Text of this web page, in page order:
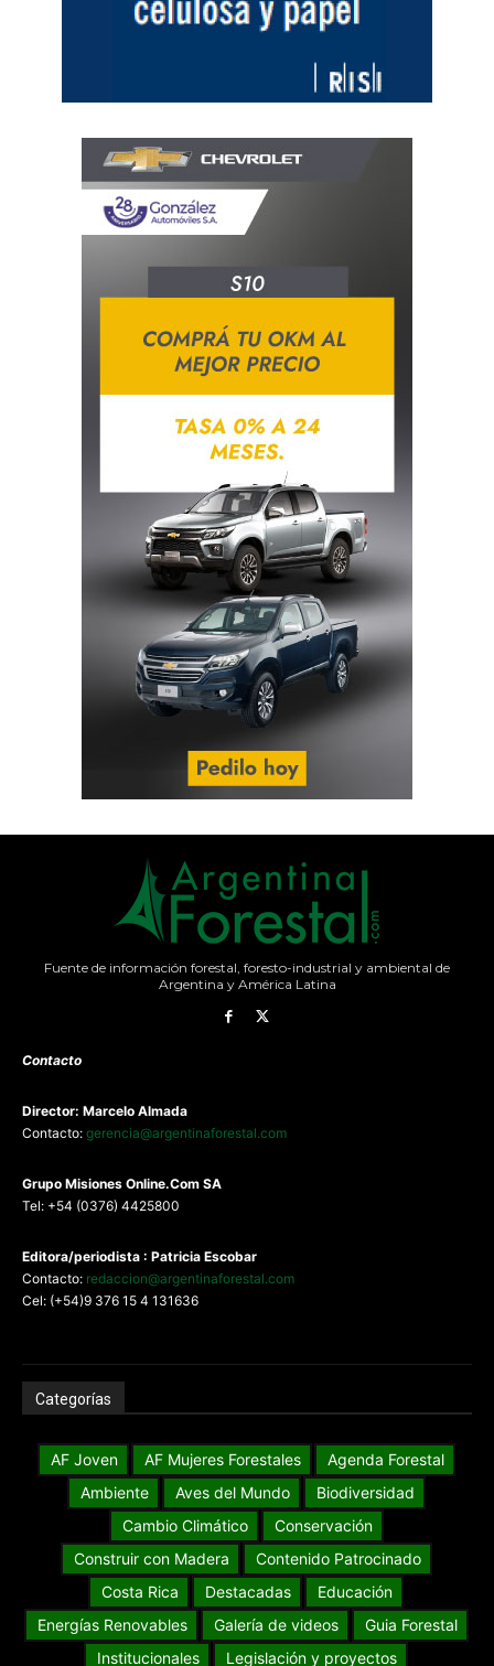
Fuente de información forestal, foresto-industrial y ambiental de
Argentina y América Latina
Contacto
Director: Marcelo Almada
Contacto: gerencia@argentinaforestal.com
Grupo Misiones Online.Com SA
Tel: +54 (0376) 4425800
Editora/periodista : Patricia Escobar
Contacto: redaccion@argentinaforestal.com
Cel: (+54)9 376 15 4 131636
Categorías
AF Joven AF Mujeres Forestales
Agenda Forestal
Ambiente
Aves del Mundo
Biodiversidad
Cambio Climático
Conservación
Construir con Madera
Contenido Patrocinado
Costa Rica
Destacadas
Educación
Energías Renovables
Galería de videos
Guia Forestal
Institucionales
Legislación y proyectos